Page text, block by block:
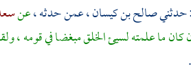
: حدثنيصالح بن كيسان ،عمن حدثه ،عن
كان ما علمته لسيئ الخلق مبغضا في قومه ،
.